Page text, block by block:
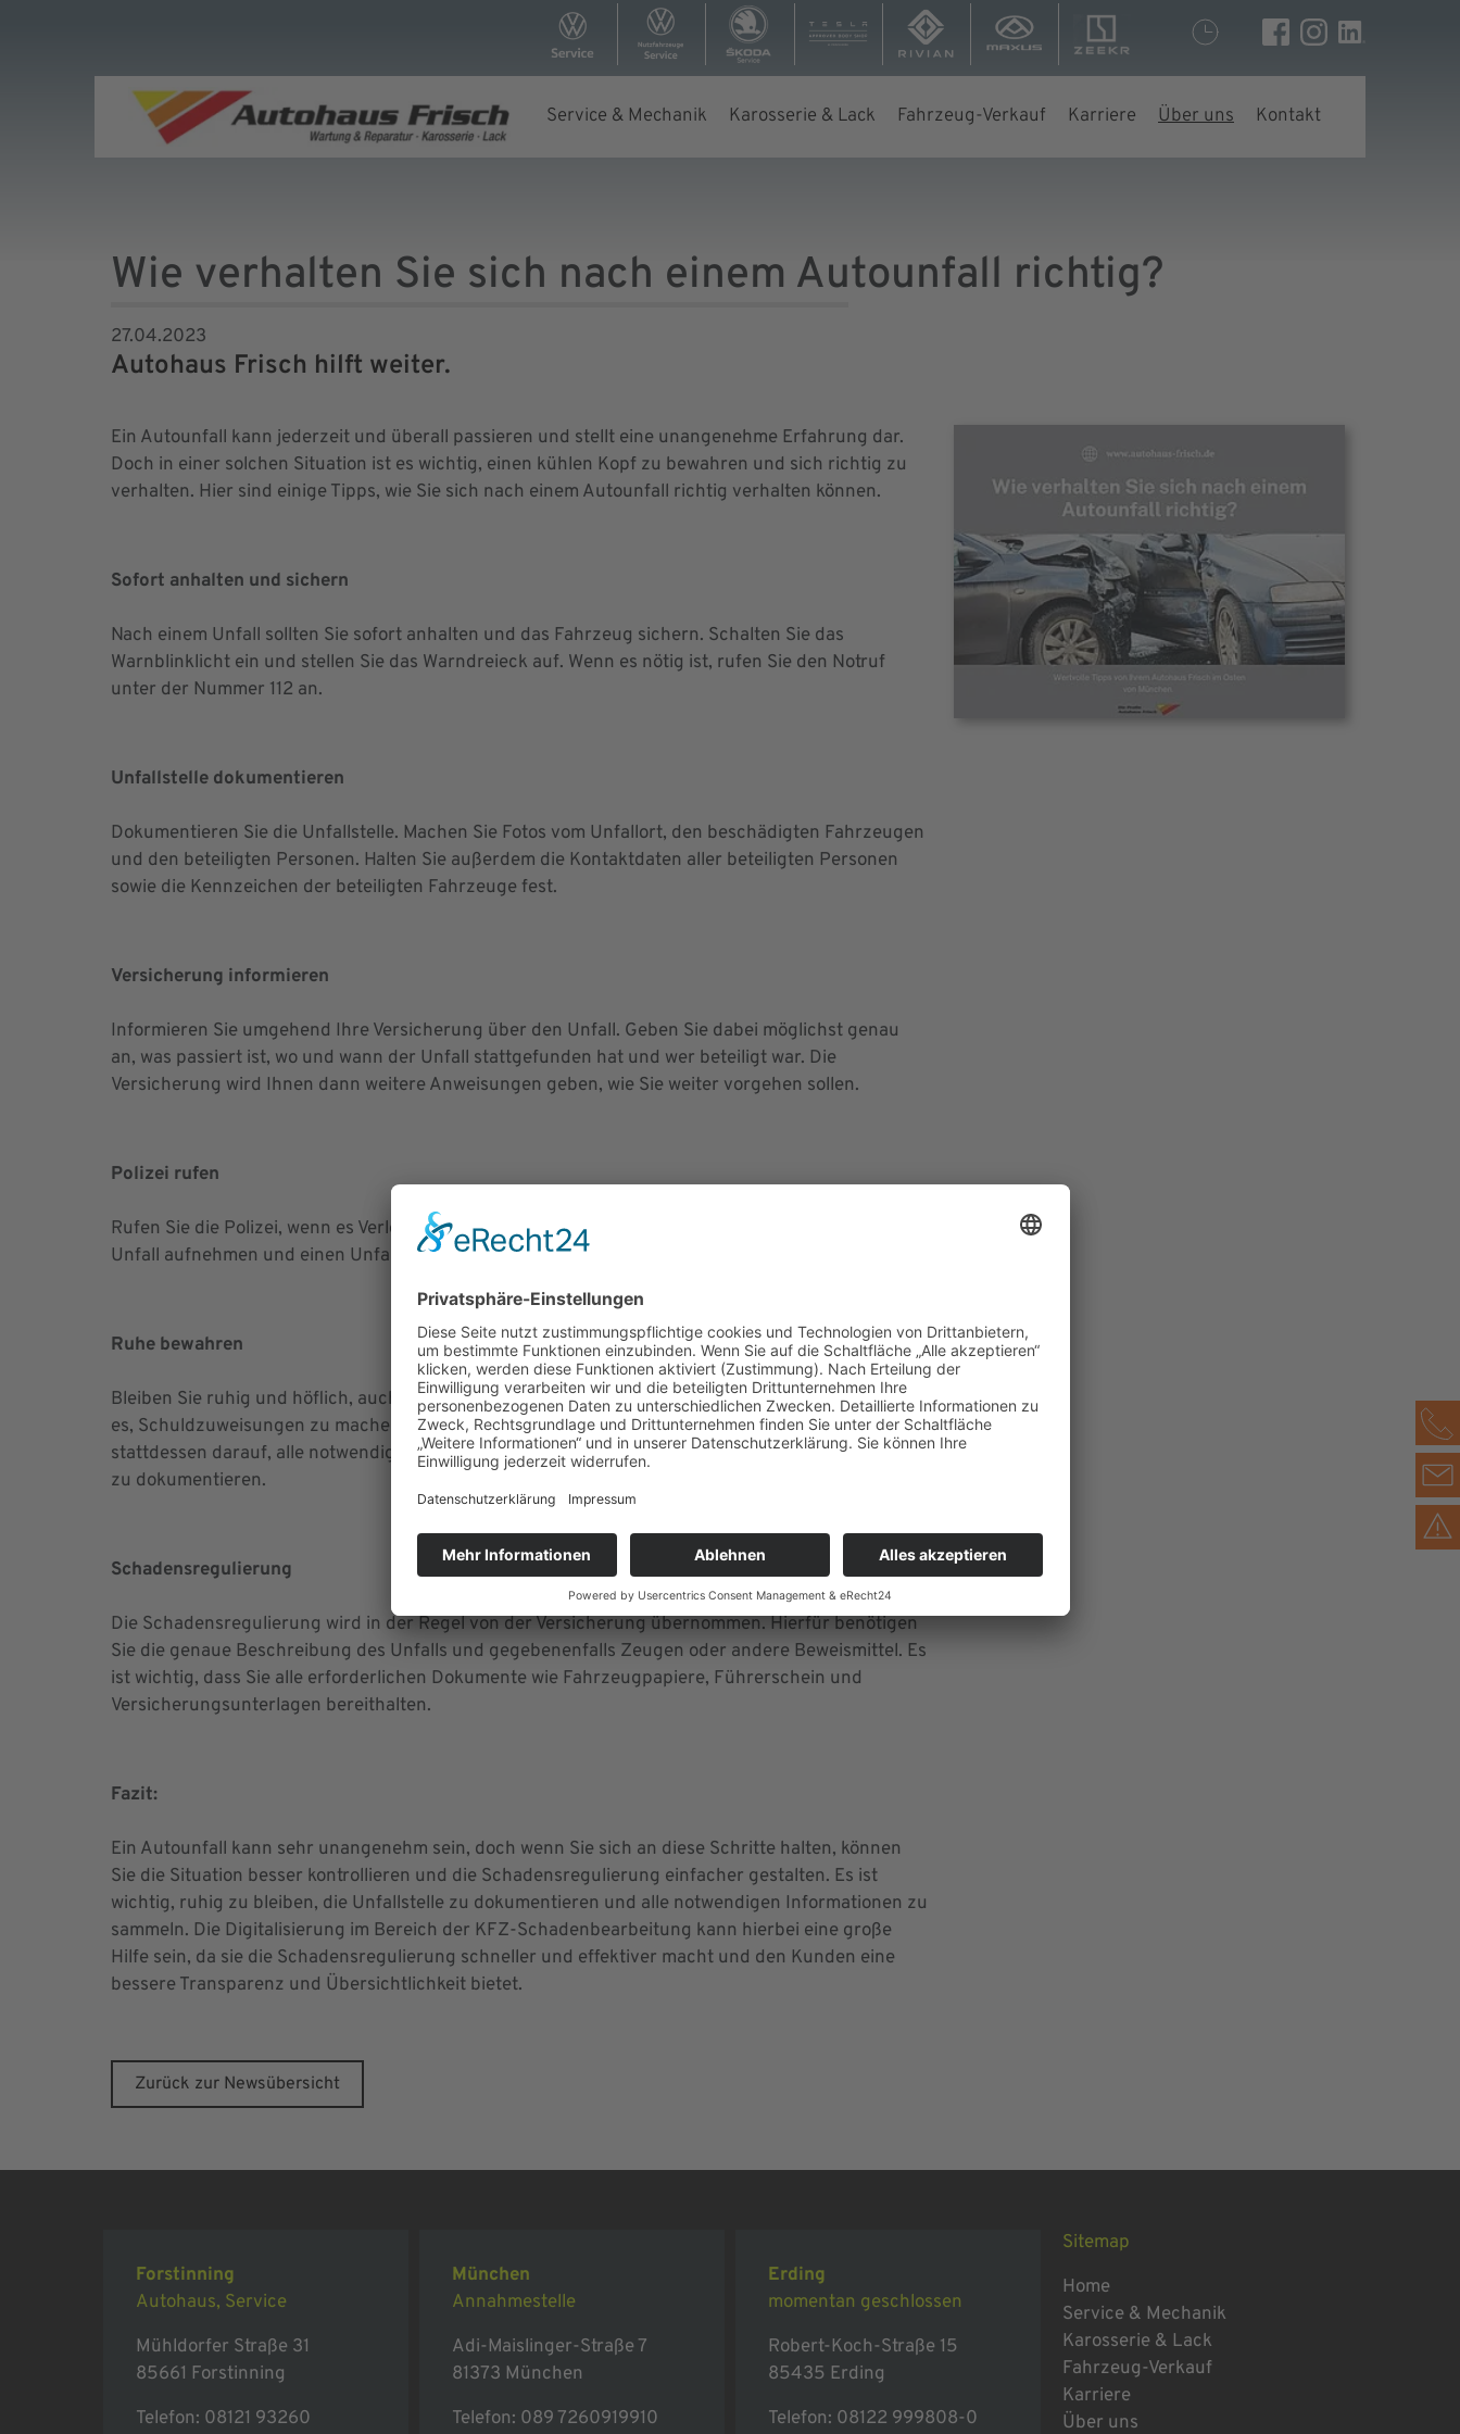
Service & Mechanik Karosserie & Lack Fahrzeug-Verkauf Karriere Über uns Kontakt
Wie verhalten Sie sich nach einem Autounfall richtig?
27.04.2023
Autohaus Frisch hilft weiter.
Ein Autounfall kann jederzeit und überall passieren und stellt eine unangenehme Erfahrung dar.
Doch in einer solchen Situation ist es wichtig, einen kühlen Kopf zu bewahren und sich richtig zu
verhalten. Hier sind einige Tipps, wie Sie sich nach einem Autounfall richtig verhalten können.
Sofort anhalten und sichern
Nach einem Unfall sollten Sie sofort anhalten und das Fahrzeug sichern. Schalten Sie das
Warnblinklicht ein und stellen Sie das Warndreieck auf. Wenn es nötig ist, rufen Sie den Notruf
unter der Nummer 112 an.
Unfallstelle dokumentieren
Dokumentieren Sie die Unfallstelle. Machen Sie Fotos vom Unfallort, den beschädigten Fahrzeugen
und den beteiligten Personen. Halten Sie außerdem die Kontaktdaten aller beteiligten Personen
sowie die Kennzeichen der beteiligten Fahrzeuge fest.
Versicherung informieren
Informieren Sie umgehend Ihre Versicherung über den Unfall. Geben Sie dabei möglichst genau
an, was passiert ist, wo und wann der Unfall stattgefunden hat und wer beteiligt war. Die
Versicherung wird Ihnen dann weitere Anweisungen geben, wie Sie weiter vorgehen sollen.
Polizei rufen
Rufen Sie die Polizei, wenn es Verletzte gibt oder der Schaden sehr hoch ist. Die Polizei wird den
Unfall aufnehmen und einen Unfallbericht erstellen.
Ruhe bewahren
Bleiben Sie ruhig und höflich, auch wenn die Situation stressig und unangenehm ist. Vermeiden Sie
es, Schuldzuweisungen zu machen oder sich auf Diskussionen einzulassen. Konzentrieren Sie sich
stattdessen darauf, alle notwendigen Informationen zu sammeln und den Unfall so gut wie möglich
zu dokumentieren.
Schadensregulierung
Die Schadensregulierung wird in der Regel von der Versicherung übernommen. Hierfür benötigen
Sie die genaue Beschreibung des Unfalls und gegebenenfalls Zeugen oder andere Beweismittel. Es
ist wichtig, dass Sie alle erforderlichen Dokumente wie Fahrzeugpapiere, Führerschein und
Versicherungsunterlagen bereithalten.
Fazit:
Ein Autounfall kann sehr unangenehm sein, doch wenn Sie sich an diese Schritte halten, können
Sie die Situation besser kontrollieren und die Schadensregulierung einfacher gestalten. Es ist
wichtig, ruhig zu bleiben, die Unfallstelle zu dokumentieren und alle notwendigen Informationen zu
sammeln. Die Digitalisierung im Bereich der KFZ-Schadenbearbeitung kann hierbei eine große
Hilfe sein, da sie die Schadensregulierung schneller und effektiver macht und den Kunden eine
bessere Transparenz und Übersichtlichkeit bietet.
Zurück zur Newsübersicht
Forstinning
Autohaus, Service
Mühldorfer Straße 31
85661 Forstinning
Telefon: 08121 93260
München
Annahmestelle
Adi-Maislinger-Straße 7
81373 München
Telefon: 089 7260919910
Erding
momentan geschlossen
Robert-Koch-Straße 15
85435 Erding
Telefon: 08122 999808-0
Sitemap
Home
Service & Mechanik
Karosserie & Lack
Fahrzeug-Verkauf
Karriere
Über uns